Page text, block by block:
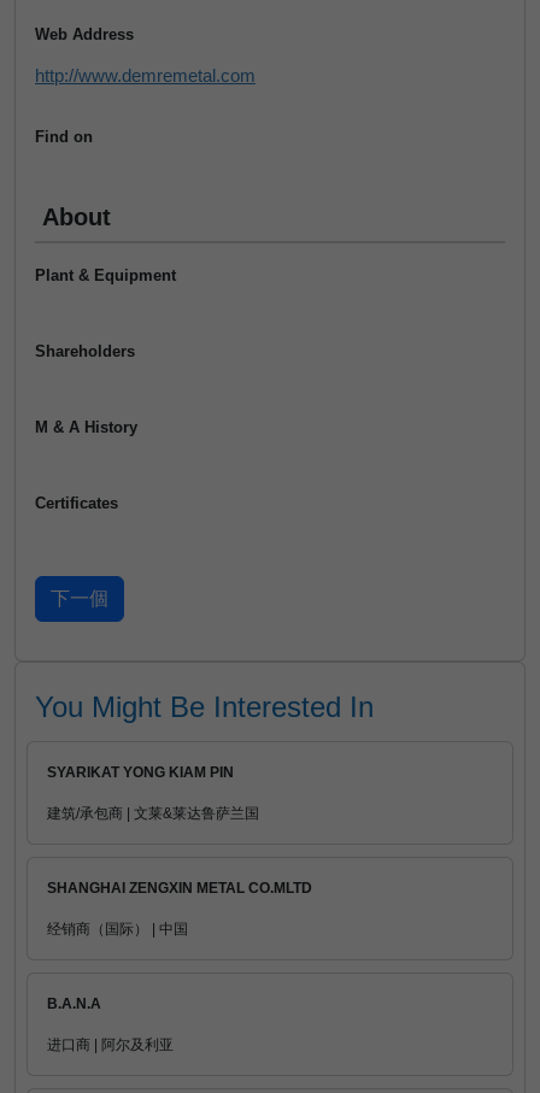
Web Address
http://www.demremetal.com
Find on
About
Plant & Equipment
Shareholders
M & A History
Certificates
You Might Be Interested In
SYARIKAT YONG KIAM PIN
建筑/承包商 | 文莱&莱达鲁萨兰国
SHANGHAI ZENGXIN METAL CO.MLTD
经销商（国际） | 中国
B.A.N.A
进口商 | 阿尔及利亚